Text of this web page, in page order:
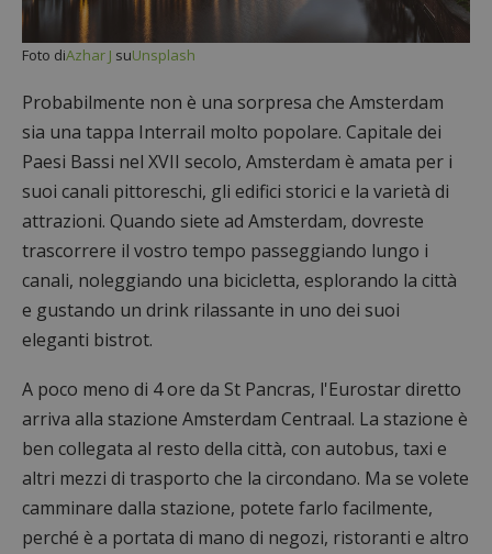
Foto diAzhar J suUnsplash
Probabilmente non è una sorpresa che Amsterdam
sia una tappa Interrail molto popolare. Capitale dei
Paesi Bassi nel XVII secolo, Amsterdam è amata per i
suoi canali pittoreschi, gli edifici storici e la varietà di
attrazioni. Quando siete ad Amsterdam, dovreste
trascorrere il vostro tempo passeggiando lungo i
canali, noleggiando una bicicletta, esplorando la città
e gustando un drink rilassante in uno dei suoi
eleganti bistrot.
A poco meno di 4 ore da St Pancras, l'Eurostar diretto
arriva alla stazione Amsterdam Centraal. La stazione è
ben collegata al resto della città, con autobus, taxi e
altri mezzi di trasporto che la circondano. Ma se volete
camminare dalla stazione, potete farlo facilmente,
perché è a portata di mano di negozi, ristoranti e altro